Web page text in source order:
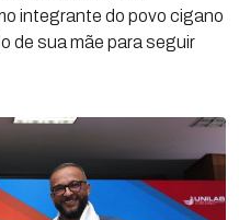
integrante do povo cigano
de sua mãe para seguir